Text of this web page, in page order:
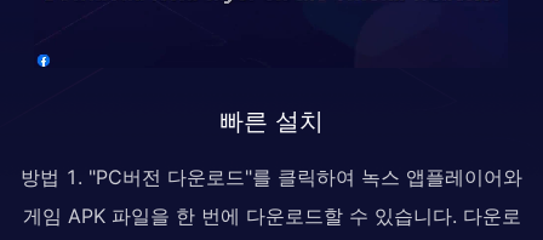
빠른 설치
방법 1. "PC버전 다운로드"를 클릭하여 녹스 앱플레이어와
게임 APK 파일을 한 번에 다운로드할 수 있습니다. 다운로